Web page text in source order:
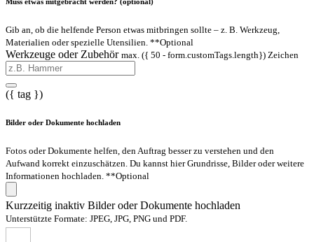
Gib an, ob die helfende Person etwas mitbringen sollte – z. B. Werkzeug,
Materialien oder spezielle Utensilien. **Optional
Werkzeuge oder Zubehör max. ({ 50 - form.customTags.length}) Zeichen
({ tag })
Bilder oder Dokumente hochladen
Fotos oder Dokumente helfen, den Auftrag besser zu verstehen und den
Aufwand korrekt einzuschätzen. Du kannst hier Grundrisse, Bilder oder weitere
Informationen hochladen. **Optional
Kurzzeitig inaktiv Bilder oder Dokumente hochladen
Unterstützte Formate: JPEG, JPG, PNG und PDF.